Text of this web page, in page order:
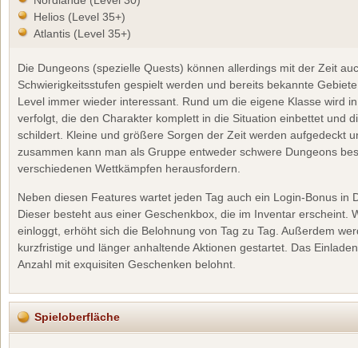
Helios (Level 35+)
Atlantis (Level 35+)
Die Dungeons (spezielle Quests) können allerdings mit der Zeit
Schwierigkeitsstufen gespielt werden und bereits bekannte
Level immer wieder interessant. Rund um die eigene Klasse wird
verfolgt, die den Charakter komplett in die Situation einbettet und
schildert. Kleine und größere Sorgen der Zeit werden aufgedeckt
zusammen kann man als Gruppe entweder schwere Dungeons
verschiedenen Wettkämpfen herausfordern.
Neben diesen Features wartet jeden Tag auch ein Login-Bonus in
Dieser besteht aus einer Geschenkbox, die im Inventar erscheint.
einloggt, erhöht sich die Belohnung von Tag zu Tag. Außerdem
kurzfristige und länger anhaltende Aktionen gestartet. Das
Anzahl mit exquisiten Geschenken belohnt.
Spieloberfläche